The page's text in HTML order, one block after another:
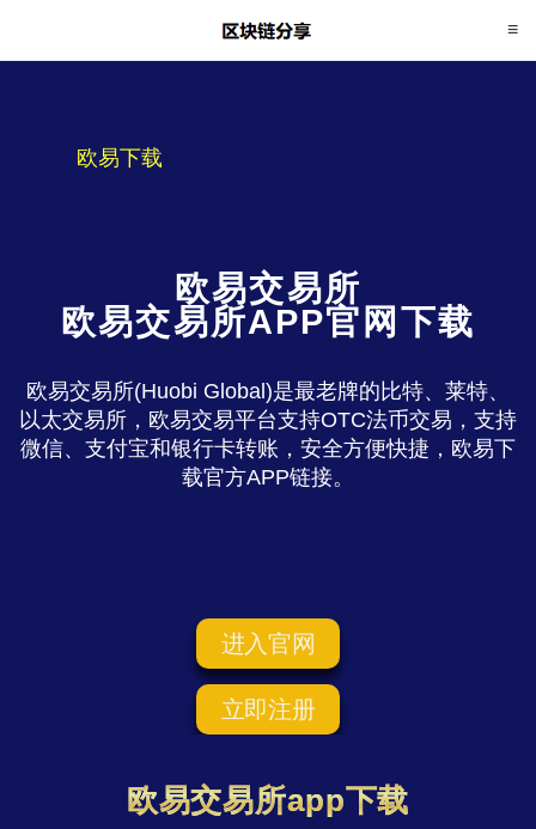
欧易下载
欧易交易所
欧易交易所APP官网下载
欧易交易所(Huobi Global)是最老牌的比特、莱特、
以太交易所，欧易交易平台支持OTC法币交易，支持
微信、支付宝和银行卡转账，安全方便快捷，欧易下
载官方APP链接。
进入官网
立即注册
欧易交易所app下载